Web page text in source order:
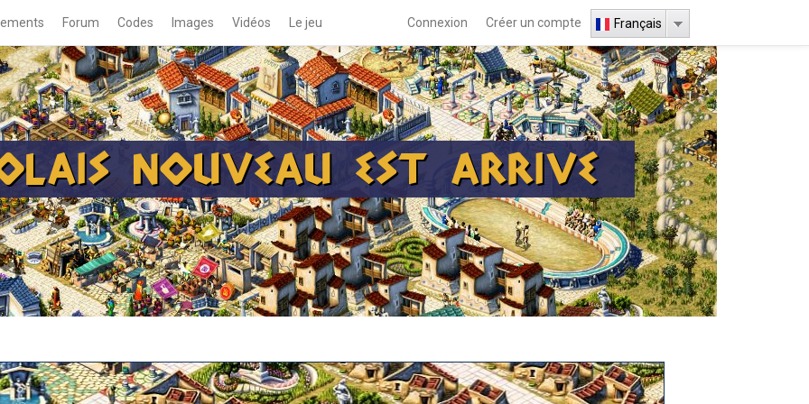
Forum Codes Images Vidéos Le jeu Français
Connexion Créer un compte
NOUVEAU EST ARRIVE